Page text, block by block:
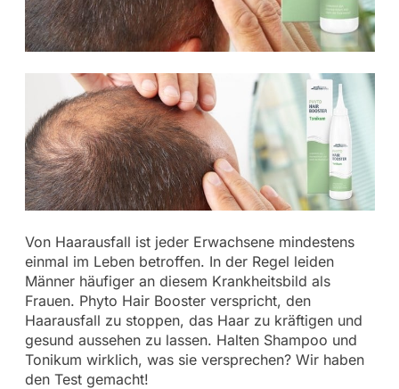
Von Haarausfall ist jeder Erwachsene mindestens
einmal im Leben betroffen. In der Regel leiden
Männer häufiger an diesem Krankheitsbild als
Frauen. Phyto Hair Booster verspricht, den
Haarausfall zu stoppen, das Haar zu kräftigen und
gesund aussehen zu lassen. Halten Shampoo und
Tonikum wirklich, was sie versprechen? Wir haben
den Test gemacht!